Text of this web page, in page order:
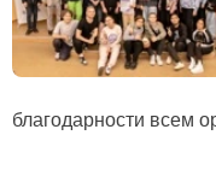
благодарности всем